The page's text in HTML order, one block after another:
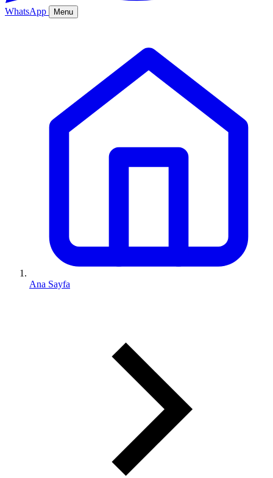
WhatsApp Menu
Kurumsal
Online Sipariş%20
Ana Sayfa